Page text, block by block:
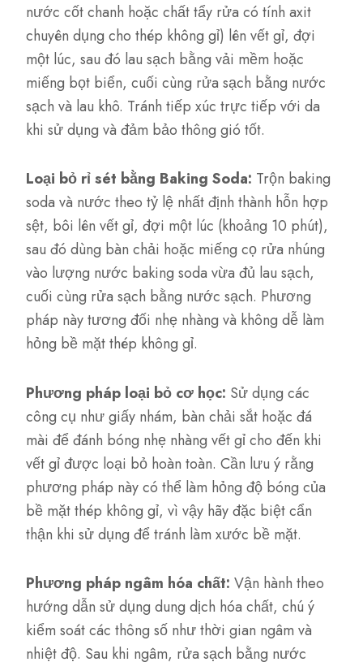
nước cốt chanh hoặc chất tẩy rửa có tính axit
chuyên dụng cho thép không gỉ) lên vết gỉ, đợi
một lúc, sau đó lau sạch bằng vải mềm hoặc
miếng bọt biển, cuối cùng rửa sạch bằng nước
sạch và lau khô. Tránh tiếp xúc trực tiếp với da
khi sử dụng và đảm bảo thông gió tốt.
Loại bỏ rỉ sét bằng Baking Soda: Trộn baking
soda và nước theo tỷ lệ nhất định thành hỗn hợp
sệt, bôi lên vết gỉ, đợi một lúc (khoảng 10 phút),
sau đó dùng bàn chải hoặc miếng cọ rửa nhúng
vào lượng nước baking soda vừa đủ lau sạch,
cuối cùng rửa sạch bằng nước sạch. Phương
pháp này tương đối nhẹ nhàng và không dễ làm
hỏng bề mặt thép không gỉ.
Phương pháp loại bỏ cơ học: Sử dụng các
công cụ như giấy nhám, bàn chải sắt hoặc đá
mài để đánh bóng nhẹ nhàng vết gỉ cho đến khi
vết gỉ được loại bỏ hoàn toàn. Cần lưu ý rằng
phương pháp này có thể làm hỏng độ bóng của
bề mặt thép không gỉ, vì vậy hãy đặc biệt cẩn
thận khi sử dụng để tránh làm xước bề mặt.
Phương pháp ngâm hóa chất: Vận hành theo
hướng dẫn sử dụng dung dịch hóa chất, chú ý
kiểm soát các thông số như thời gian ngâm và
nhiệt độ. Sau khi ngâm, rửa sạch bằng nước